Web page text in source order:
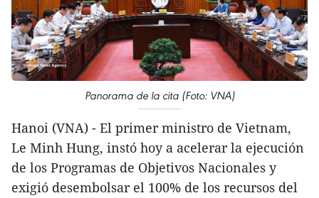
Panorama de la cita (Foto: VNA)
Hanoi (VNA) - El primer ministro de Vietnam,
Le Minh Hung, instó hoy a acelerar la ejecución
de los Programas de Objetivos Nacionales y
exigió desembolsar el 100% de los recursos del